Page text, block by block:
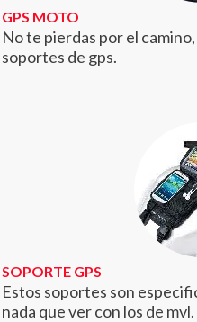
GPS MOTO
No te pierdas por el
soportes de gps.
SOPORTE GPS
Estos soportes son
nada que ver con los de mvl.